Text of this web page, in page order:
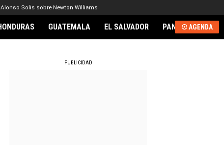
Alonso Solis sobre Newton Williams
GUATEMALA EL SALVADOR PANAMÁAGENDA
PUBLICIDAD